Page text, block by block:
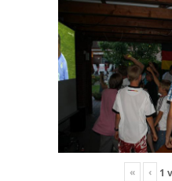
« ‹ 1